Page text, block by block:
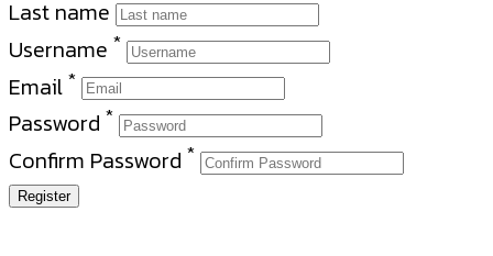
Last name
Username *
Email *
Password *
Confirm Password *
Register